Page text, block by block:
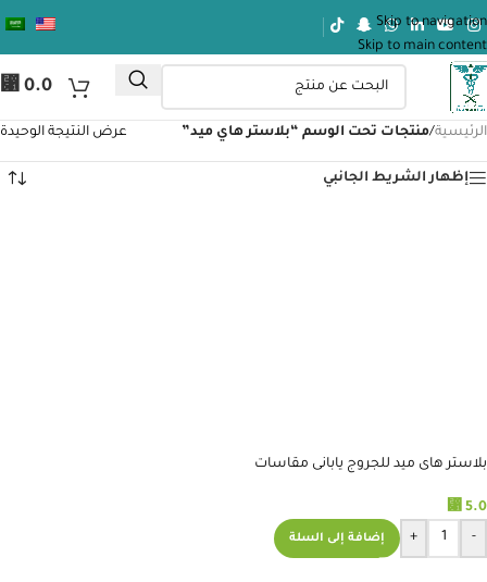
Skip to navigation
Skip to main content
⃁ 0.0
الرئيسية/منتجات تحت الوسم “بلاستر هاي ميد” عرض النتيجة الوحيدة
إظهار الشريط الجانبي
بلاستر هاى ميد للجروج يابانى مقاسات
⃁ 5.0
-
+ إضافة إلى السلة